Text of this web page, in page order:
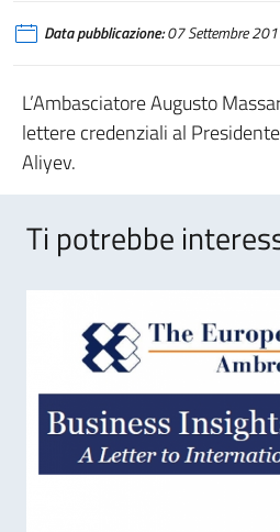
Data pubblicazione:07 Settembre
L’Ambasciatore Augusto
lettere credenziali al
Aliyev.
Ti potrebbe